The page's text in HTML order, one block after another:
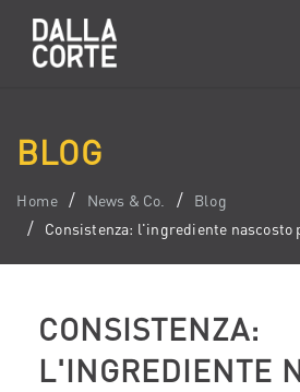
BLOG
Home News & Co.
Blog
Consistenza: l'ingrediente nascosto
CONSISTENZA:
L'INGREDIENTE